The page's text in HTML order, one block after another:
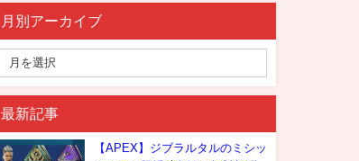
月別アーカイブ
最新記事
【APEX】ジブラルタルのミシッ